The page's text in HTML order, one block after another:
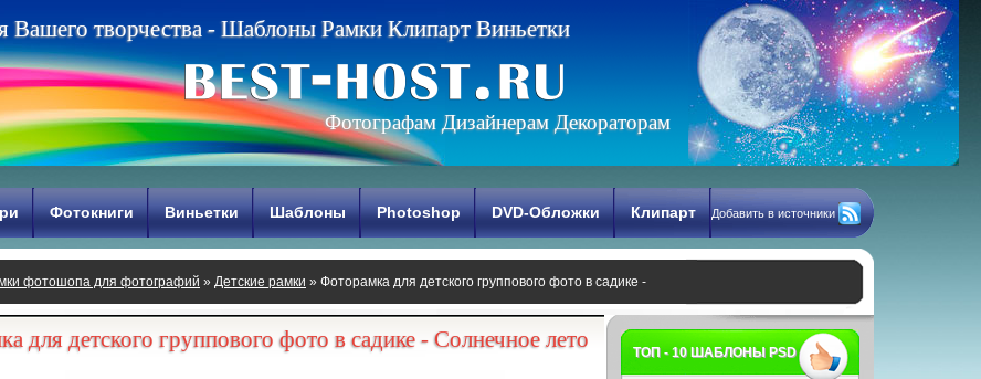
Вашего творчества - Шаблоны Рамки Клипарт Виньетки
Фотографам Дизайнерам Декораторам
Фотокниги Виньетки Шаблоны Photoshop DVD-Обложки Клипарт Добавить в источники
фотошопа для фотографий » Детские рамки » Фоторамка для детского группового фото в садике -
для детского группового фото в садике - Солнечное лето ТОП - 10 ШАБЛОНЫ PSD